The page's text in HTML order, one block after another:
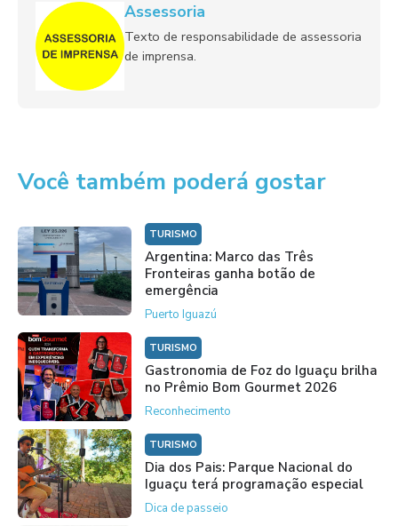
Assessoria
Texto de responsabilidade de assessoria
de imprensa.
Você também poderá gostar
TURISMO
Argentina: Marco das Três
Fronteiras ganha botão de
emergência
Puerto Iguazú
TURISMO
Gastronomia de Foz do Iguaçu brilha
no Prêmio Bom Gourmet 2026
Reconhecimento
TURISMO
Dia dos Pais: Parque Nacional do
Iguaçu terá programação especial
Dica de passeio